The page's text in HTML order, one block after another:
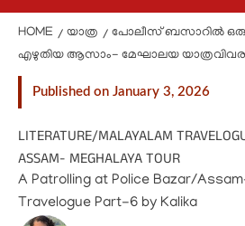
HOME യാത്ര
പോലീസ് ബസാറിൽ ഒരു
എഴുതിയ ആസാം- മേഘാലയ
Published on January 3, 2026
LITERATURE/MALAYALAM
ASSAM- MEGHALAYA TOUR
A Patrolling at Police Bazar/
Travelogue Part-6 by Kalika